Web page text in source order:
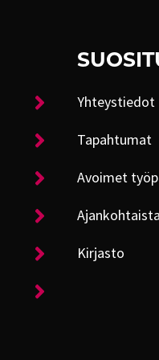
Yhteystiedot
Tapahtumat
Avoimet
Ajankohtaista
Kirjasto